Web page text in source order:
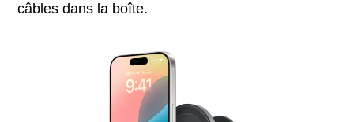
câbles dans la boîte.